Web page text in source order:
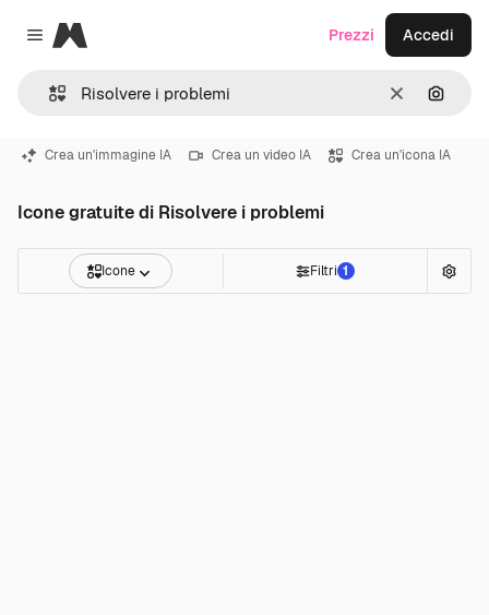
Close menu
Magnific
CancellaCerca
Prezzi Accedi
Crea un'immagine IA Crea un video IA Crea un'icona IA
Icone gratuite di Risolvere i problemi
Icone Filtri 1